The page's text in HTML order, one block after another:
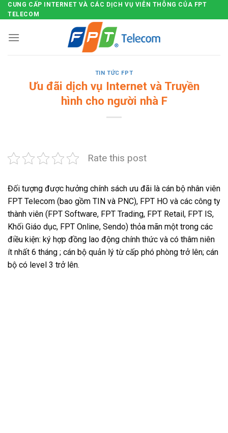
Skip
to
content
CUNG CẤP INTERNET VÀ CÁC DỊCH VỤ VIỄN THÔNG CỦA FPT
TELECOM
TIN TỨC FPT
Ưu đãi dịch vụ Internet và Truyền
hình cho người nhà F
Rate this post
Đối tượng được hưởng chính sách ưu đãi là cán bộ nhân viên
FPT Telecom (bao gồm TIN và PNC), FPT HO và các công ty
thành viên (FPT Software, FPT Trading, FPT Retail, FPT IS,
Khối Giáo dục, FPT Online, Sendo) thỏa mãn một trong các
điều kiện: ký hợp đồng lao động chính thức và có thâm niên
ít nhất 6 tháng ; cán bộ quản lý từ cấp phó phòng trở lên; cán
bộ có level 3 trở lên.